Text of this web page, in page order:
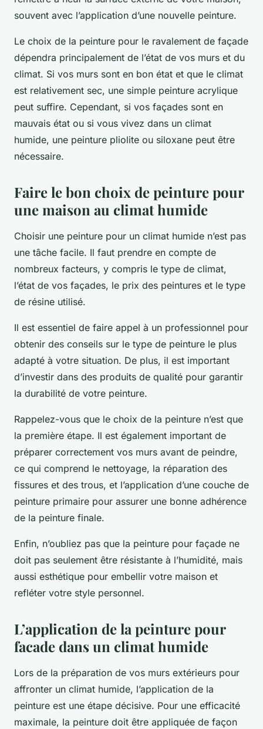
souvent avec l’application d’une nouvelle peinture.
Le choix de la peinture pour le ravalement de façade
dépendra principalement de l’état de vos murs et du
climat. Si vos murs sont en bon état et que le climat
est relativement sec, une simple peinture acrylique
peut suffire. Cependant, si vos façades sont en
mauvais état ou si vous vivez dans un climat
humide, une peinture pliolite ou siloxane peut être
nécessaire.
Faire le bon choix de peinture pour
une maison au climat humide
Choisir une peinture pour un climat humide n’est pas
une tâche facile. Il faut prendre en compte de
nombreux facteurs, y compris le type de climat,
l’état de vos façades, le prix des peintures et le type
de résine utilisé.
Il est essentiel de faire appel à un professionnel pour
obtenir des conseils sur le type de peinture le plus
adapté à votre situation. De plus, il est important
d’investir dans des produits de qualité pour garantir
la durabilité de votre peinture.
Rappelez-vous que le choix de la peinture n’est que
la première étape. Il est également important de
préparer correctement vos murs avant de peindre,
ce qui comprend le nettoyage, la réparation des
fissures et des trous, et l’application d’une couche de
peinture primaire pour assurer une bonne adhérence
de la peinture finale.
Enfin, n’oubliez pas que la peinture pour façade ne
doit pas seulement être résistante à l’humidité, mais
aussi esthétique pour embellir votre maison et
refléter votre style personnel.
L’application de la peinture pour
facade dans un climat humide
Lors de la préparation de vos murs extérieurs pour
affronter un climat humide, l’application de la
peinture est une étape décisive. Pour une efficacité
maximale, la peinture doit être appliquée de façon